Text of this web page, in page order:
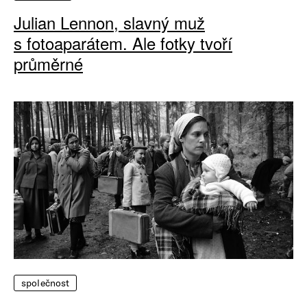
Julian Lennon, slavný muž
s fotoaparátem. Ale fotky tvoří
průměrné
společnost